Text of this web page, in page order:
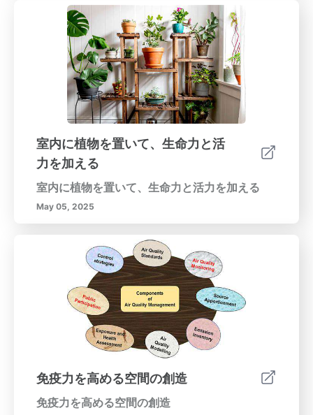
室内に植物を置いて、生命力と活
力を加える
室内に植物を置いて、生命力と活力を加える
May 05, 2025
免疫力を高める空間の創造
免疫力を高める空間の創造